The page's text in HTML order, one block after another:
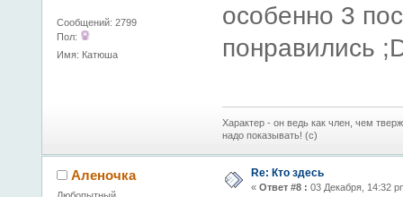
Сообщений: 2799
Пол:
Имя: Катюша
особенно 3
понравились
Характер - он ведь как член, чем
надо показывать! (с)
Аленочка Re: Кто здесь
« Ответ #8 : 03 Декабря, 14:32